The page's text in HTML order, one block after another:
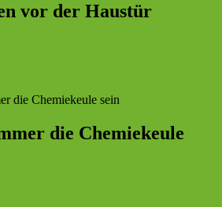
vor der Haustür
die Chemiekeule sein
die Chemiekeule